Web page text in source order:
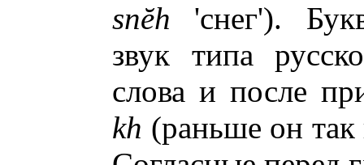
snĕh 'снег').
звук типа
слова и после
kh (раньше он так